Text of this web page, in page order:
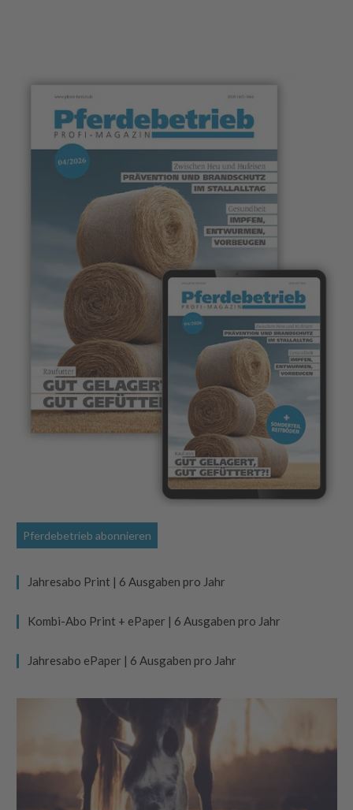
Pferdebetrieb abonnieren
Jahresabo Print | 6 Ausgaben pro Jahr
Kombi-Abo Print + ePaper | 6 Ausgaben pro Jahr
Jahresabo ePaper | 6 Ausgaben pro Jahr